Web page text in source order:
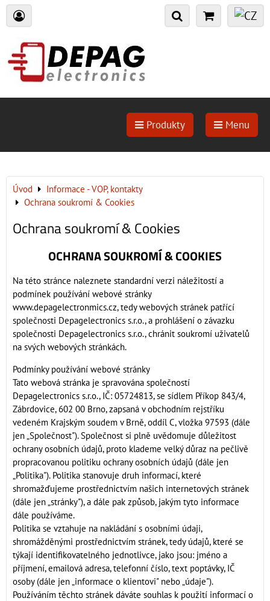
Produkty Menu
Úvod
Informace - VOP, kontakty
Ochrana soukromí & Cookies
Ochrana soukromí & Cookies
OCHRANA SOUKROMÍ & COOKIES
Na této stránce naleznete standardní verzi náležitostí a
podmínek používání webové stránky
www.depagelectronmics.cz, tedy webových stránek patřící
společnosti Depagelectronics s.r.o., a prohlášení o závazku
společnosti Depagelectronics s.r.o., chránit soukromí uživatelů
na svých webových stránkách.
Podmínky používání webové stránky
Tato webová stránka je spravována společností
Depagelectronics s.r.o., IČ: 05724813, se sídlem Příkop 843/4,
Zábrdovice, 602 00 Brno, zapsaná v obchodním rejstříku
vedeném Krajským soudem v Brně, oddíl C, vložka 97593 (dále
jen „Společnost"). Společnost si plně uvědomuje důležitost
ochrany osobních údajů, proto klademe velký důraz na pečlivě
propracovanou politiku ochrany osobních údajů (dále jen
„Politika"). Politika stanovuje druh informací, které
shromažďujeme prostřednictvím našich internetových stránek
(dále jen „stránky"), a dále pak způsob, jakým tyto informace
dále používáme.
Politika se vztahuje na nakládání s osobními údaji,
shromážděnými prostřednictvím stránek, tedy údajů, které se
týkají identifikovatelného jednotlivce, jako jsou: jméno a
příjmení, emailová adresa, telefonní číslo, text poptávky, IČ
osoby (dále jen „informace o klientovi" nebo „údaje").
Používáním těchto stránek dáváte souhlas k použití informací o